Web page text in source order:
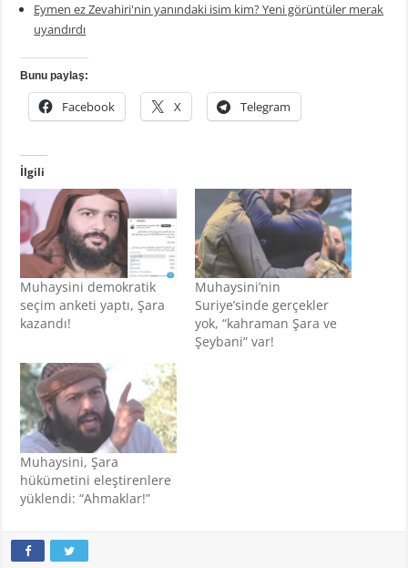
Eymen ez Zevahiri'nin yanındaki isim kim? Yeni görüntüler merak
uyandırdı
Bunu paylaş:
Facebook X Telegram
İlgili
Muhaysini demokratik
seçim anketi yaptı, Şara
kazandı!
Muhaysini’nin
Suriye’sinde gerçekler
yok, “kahraman Şara ve
Şeybani” var!
Muhaysini, Şara
hükümetini eleştirenlere
yüklendi: “Ahmaklar!”